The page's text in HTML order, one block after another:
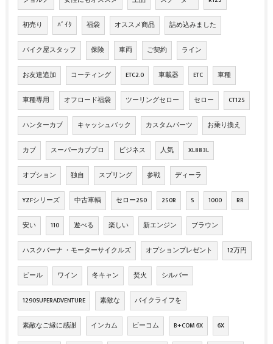
初売り ﾊﾞｲｸ 福袋 オススメ商品 詰め込みました
バイク屋スタッフ 保険 車両 ご契約 ライン
お友達追加 コーティング ETC2.0 車載器 ETC 車種
車種専用 オフロード福袋 ツーリングセロー セロー CT125
ハンターカブ キャッシュバック カスタムパーツ お乗り換え
カブ スーパーカブプロ ビジネス 人気 XL883L
オプション 独自 スプリング 参戦 ディーラ
YZFシリーズ 中古車輌 セロー250 250R S 1000 RR
安い 110 遊べる 楽しい 新エンジン ブラウン
ハスクバーナ ・モーターサイクルズ オプションプレゼント 12万円
ビール ワイン 冬キャン 焚火 シルバー
1290SUPERADVENTURE 素敵な バイクライフを
素敵なご縁に感謝 インカム ビーコム B+COM 6X 6X